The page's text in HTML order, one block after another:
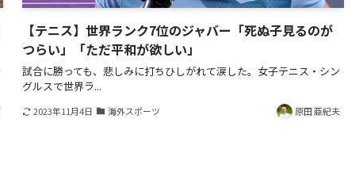
【テニス】世界ランク7位のジャバー「死ぬ子見るのが
つらい」「ただ平和が欲しい」
試合に勝っても、悲しみに打ちひしがれて涙した。女子テニス・シン
グルスで世界ラ...
2023年11月4日 海外スポーツ 原田 亜紀夫